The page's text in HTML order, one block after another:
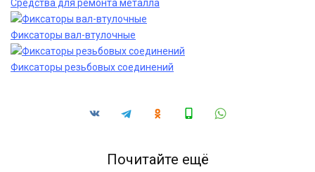
Средства для ремонта металла
Фиксаторы вал-втулочные
Фиксаторы резьбовых соединений
Почитайте ещё